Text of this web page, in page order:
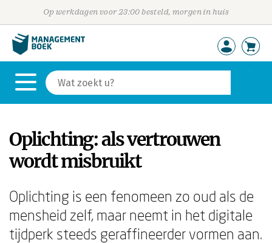
Op werkdagen voor 23:00 besteld, morgen in huis
Oplichting: als vertrouwen
wordt misbruikt
Oplichting is een fenomeen zo oud als de
mensheid zelf, maar neemt in het digitale
tijdperk steeds geraffineerder vormen aan.